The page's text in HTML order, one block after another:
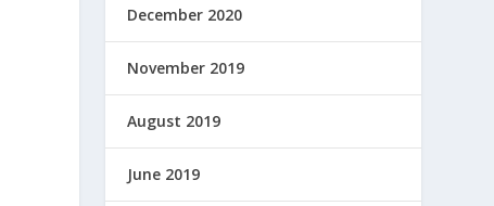
December 2020
November 2019
August 2019
June 2019